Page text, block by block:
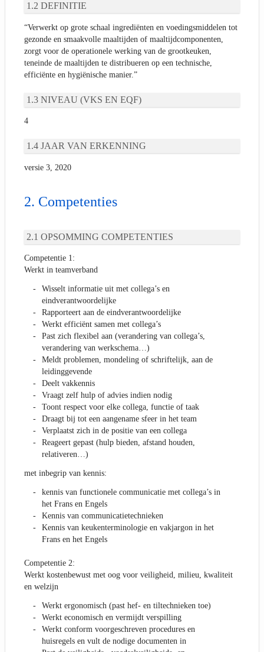
DEFINITIE
“Verwerkt op grote schaal ingrediënten en voedingsmiddelen tot
gezonde en smaakvolle maaltijden of maaltijdcomponenten,
zorgt voor de operationele werking van de grootkeuken,
teneinde de maaltijden te distribueren op een technische,
efficiënte en hygiënische manier.”
NIVEAU (VKS EN EQF)
4
JAAR VAN ERKENNING
versie 3, 2020
Competenties
OPSOMMING COMPETENTIES
Competentie 1:
Werkt in teamverband
Wisselt informatie uit met collega’s en
eindverantwoordelijke
Rapporteert aan de eindverantwoordelijke
Werkt efficiënt samen met collega’s
Past zich flexibel aan (verandering van collega’s,
verandering van werkschema…)
Meldt problemen, mondeling of schriftelijk, aan de
leidinggevende
Deelt vakkennis
Vraagt zelf hulp of advies indien nodig
Toont respect voor elke collega, functie of taak
Draagt bij tot een aangename sfeer in het team
Verplaatst zich in de positie van een collega
Reageert gepast (hulp bieden, afstand houden,
relativeren…)
met inbegrip van kennis:
kennis van functionele communicatie met collega’s in
het Frans en Engels
Kennis van communicatietechnieken
Kennis van keukenterminologie en vakjargon in het
Frans en het Engels
Competentie 2:
Werkt kostenbewust met oog voor veiligheid, milieu, kwaliteit
en welzijn
Werkt ergonomisch (past hef- en tiltechnieken toe)
Werkt economisch en vermijdt verspilling
Werkt conform voorgeschreven procedures en
huisregels en vult de nodige documenten in